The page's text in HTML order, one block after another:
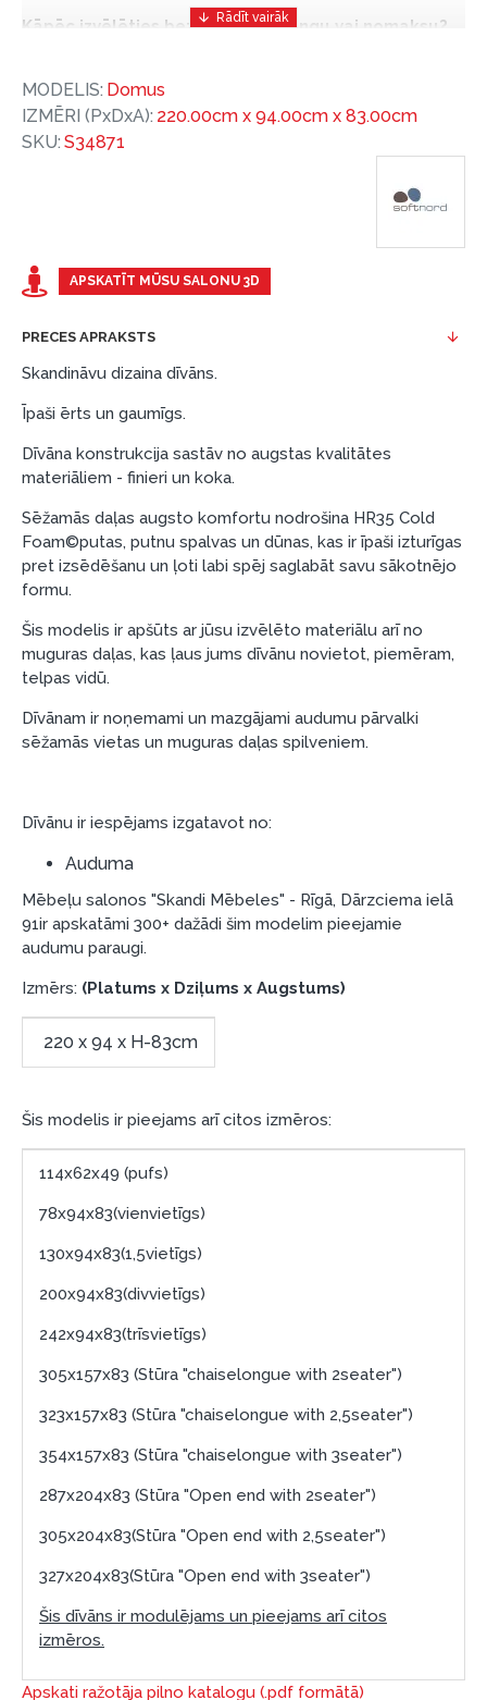
Kāpēc izvēlēties bezprocentu līzingu vai nomaksu?
un izdevīgs finansēšanas risinājums, lai iegādātos
vajadzīgās preces tulīt, bet par tām norēķinoties
vēlāk.
Ar ESTO iegūstiet bezprocentu līzinga vai nomaksas
priekšrocības bez pirmās iemaksas un ar nomaksas
Piemērs: Preces cena 300 €, termiņš: 12 mēneši,
pirmā iemaksa: 0 €, ikmēneša maksājums: 25 €,
salonu Dārzciema ielā 91, Rīga, Latvija.
Dokumentu prasības:
ESTO LV AS (Dokumentu noformēšanai
nepieciešams Smart-ID, eParaksts eID, eParaksts
eID mobile, ESTO konts vai banka Swedbank,
Luminor, SEB vai Citadele).
Līguma nosacījumi:
Līzinga līgumu drīkst parakstīt tikai tā persona,
kura ir norādīta kredīta saņemšanas līgumā.
Papildu informācija:
Pirms kredīta noformēšanas, lūdzam iepazīties ar
preču piegādes noteikumiem, kā arī
Finansiālā atbildība:
Aicinām aizņemties atbildīgi! Pirms aizņemties,
lūdzu, izvērtējiet savas finansiālās iespējas.
APSKATĪT MŪSU SALONU 3D
PRECES APRAKSTS
Skandināvu dizaina dīvāns.
Īpaši ērts un gaumīgs.
Dīvāna konstrukcija sastāv no augstas kvalitātes
materiāliem - finieri un koka.
Sēžamās daļas augsto komfortu nodrošina HR35 Cold
Foam©putas, putnu spalvas un dūnas, kas ir īpaši izturīgas
pret izsēdēšanu un ļoti labi spēj saglabāt savu sākotnējo
formu.
Šis modelis ir apšūts ar jūsu izvēlēto materiālu arī no
muguras daļas, kas ļaus jums dīvānu novietot, piemēram,
telpas vidū.
Dīvānam ir noņemami un mazgājami audumu pārvalki
sēžamās vietas un muguras daļas spilveniem.
Dīvānu ir iespējams izgatavot no:
Auduma
Mēbeļu salonos "Skandi Mēbeles" - Rīgā, Dārzciema ielā
91ir apskatāmi 300+ dažādi šim modelim pieejamie
audumu paraugi.
Izmērs: (Platums x Dziļums x Augstums)
220 x 94 x H-83cm
Šis modelis ir pieejams arī citos izmēros:
114x62x49 (pufs)
78x94x83(vienvietīgs)
130x94x83(1,5vietīgs)
200x94x83(divvietīgs)
242x94x83(trīsvietīgs)
305x157x83 (Stūra "chaiselongue with 2seater")
323x157x83 (Stūra "chaiselongue with 2,5seater")
354x157x83 (Stūra "chaiselongue with 3seater")
287x204x83 (Stūra "Open end with 2seater")
305x204x83(Stūra "Open end with 2,5seater")
327x204x83(Stūra "Open end with 3seater")
Šis dīvāns ir modulējams un pieejams arī citos
izmēros.
Apskati ražotāja pilno katalogu (.pdf formātā)
MODELIS: Domus
IZMĒRI (PxDxA): 220.00cm x 94.00cm x 83.00cm
SKU: S34871